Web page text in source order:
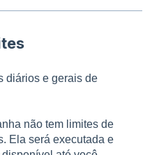
diários e gerais de
não tem limites de
Ela será executada e